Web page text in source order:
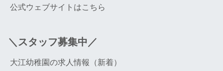
公式ウェブサイトはこちら
＼スタッフ募集中／
大江幼稚園の求人情報（新着）